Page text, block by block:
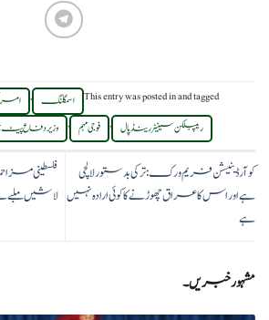
This entry was posted inand tagged اسمگلنگ ,
ریپبلکن سینیٹر رینڈ پال , فوجی مہم , وزیر دفاع پیٹ
کوآرڈینیشن فریم ورک: ترکی بدستور لالچی
ہے اور اس کا عراق چھوڑنے کا کوئی ارادہ نہیں
ہے
فلسطینی
لاشیں ملبے
مشہور خبریں۔